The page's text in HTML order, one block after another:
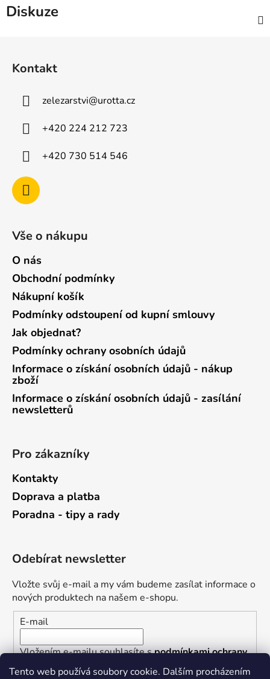
Tento web používá soubory cookie. Dalším procházením
Diskuze
Kontakt
zelezarstvi@urotta.cz
+420 224 212 723
+420 730 514 546
Vše o nákupu
O nás
Obchodní podmínky
Nákupní košík
Podmínky odstoupení od kupní smlouvy
Jak objednat?
Podmínky ochrany osobních údajů
Informace o získání osobních údajů - nákup
zboží
Informace o získání osobních údajů - zasílání
newsletterů
Pro zákazníky
Kontakty
Doprava a platba
Poradna - tipy a rady
Odebírat newsletter
Vložte svůj e-mail a my vám budeme zasílat informace o
nových produktech na našem e-shopu.
E-mail
Vložením e-mailu souhlasíte spodmínkami ochrany
osobních údajů